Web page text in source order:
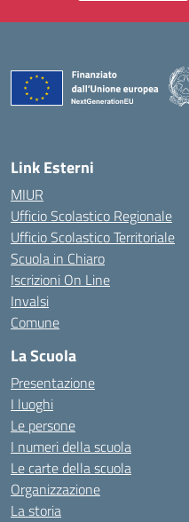
Link Esterni
MIUR
Ufficio Scolastico Regionale
Ufficio Scolastico Territoriale
Scuola in Chiaro
Iscrizioni On Line
Invalsi
Comune
La Scuola
Presentazione
I luoghi
Le persone
I numeri della scuola
Le carte della scuola
Organizzazione
La storia